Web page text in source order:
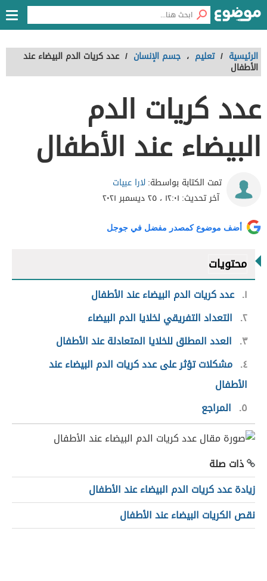
الرئيسية / تعليم ، جسم الإنسان / عدد كريات الدم البيضاء عند
الأطفال
عدد كريات الدم
البيضاء عند الأطفال
تمت الكتابة بواسطة:لارا عبيات
آخر تحديث: ١٢:٠١ ، ٢٥ ديسمبر ٢٠٢١
أضف موضوع كمصدر مفضل في جوجل
محتويات
١ عدد كريات الدم البيضاء عند الأطفال
٢ التعداد التفريقي لخلايا الدم البيضاء
٣
العدد المطلق للخلايا المتعادلة عند الأطفال
٤ مشكلات تؤثر على عدد كريات الدم البيضاء عند
الأطفال
٥
المراجع
ذات صلة
زيادة عدد كريات الدم البيضاء عند الأطفال
نقص الكريات البيضاء عند الأطفال